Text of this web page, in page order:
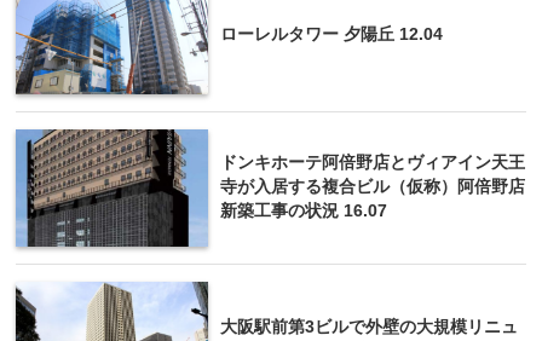
ローレルタワー 夕陽丘 12.04
ドンキホーテ阿倍野店とヴィアイン天王
寺が入居する複合ビル（仮称）阿倍野店
新築工事の状況 16.07
大阪駅前第3ビルで外壁の大規模リニュ